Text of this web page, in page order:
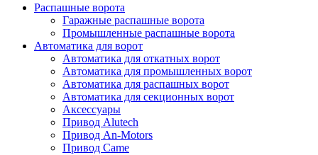
Распашные ворота
Гаражные распашные ворота
Промышленные распашные ворота
Автоматика для ворот
Автоматика для откатных ворот
Автоматика для промышленных ворот
Автоматика для распашных ворот
Автоматика для секционных ворот
Аксессуары
Привод Alutech
Привод An-Motors
Привод Came